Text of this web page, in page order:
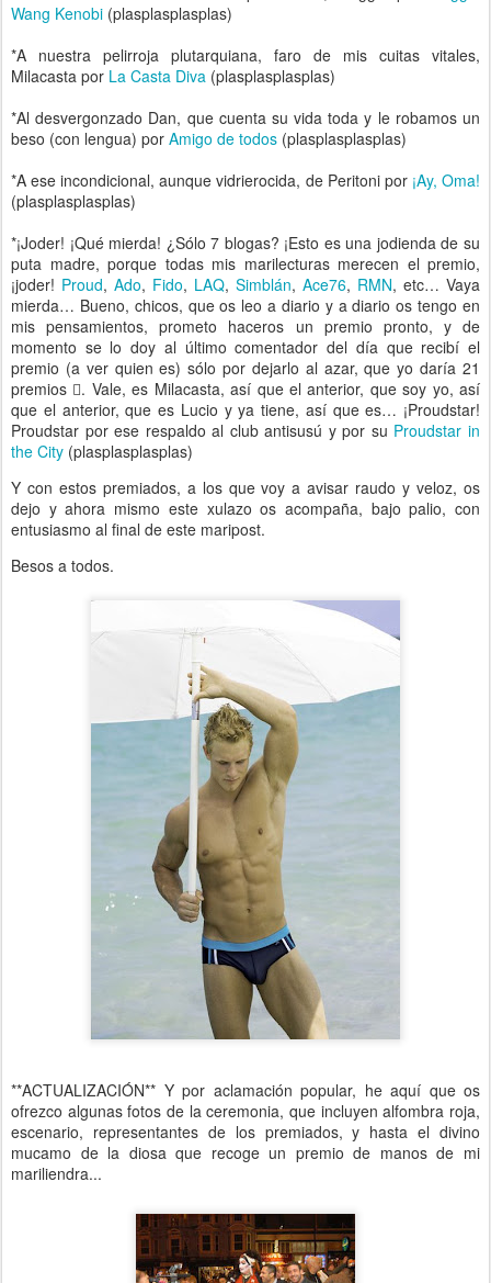
Wang Kenobi (plasplasplasplas)
*A nuestra pelirroja plutarquiana, faro de mis cuitas vitales,
Milacasta por La Casta Diva (plasplasplasplas)
*Al desvergonzado Dan, que cuenta su vida toda y le robamos un
beso (con lengua) por Amigo de todos (plasplasplasplas)
*A ese incondicional, aunque vidrierocida, de Peritoni por ¡Ay, Oma!
(plasplasplasplas)
*¡Joder! ¡Qué mierda! ¿Sólo 7 blogas? ¡Esto es una jodienda de su
puta madre, porque todas mis marilecturas merecen el premio,
¡joder! Proud, Ado, Fido, LAQ, Simblán, Ace76, RMN, etc… Vaya
mierda… Bueno, chicos, que os leo a diario y a diario os tengo en
mis pensamientos, prometo haceros un premio pronto, y de
momento se lo doy al último comentador del día que recibí el
premio (a ver quien es) sólo por dejarlo al azar, que yo daría 21
premios . Vale, es Milacasta, así que el anterior, que soy yo, así
que el anterior, que es Lucio y ya tiene, así que es… ¡Proudstar!
Proudstar por ese respaldo al club antisusú y por su Proudstar in
the City (plasplasplasplas)
Y con estos premiados, a los que voy a avisar raudo y veloz, os
dejo y ahora mismo este xulazo os acompaña, bajo palio, con
entusiasmo al final de este maripost.
Besos a todos.
**ACTUALIZACIÓN** Y por aclamación popular, he aquí que os
ofrezco algunas fotos de la ceremonia, que incluyen alfombra roja,
escenario, representantes de los premiados, y hasta el divino
mucamo de la diosa que recoge un premio de manos de mi
mariliendra...